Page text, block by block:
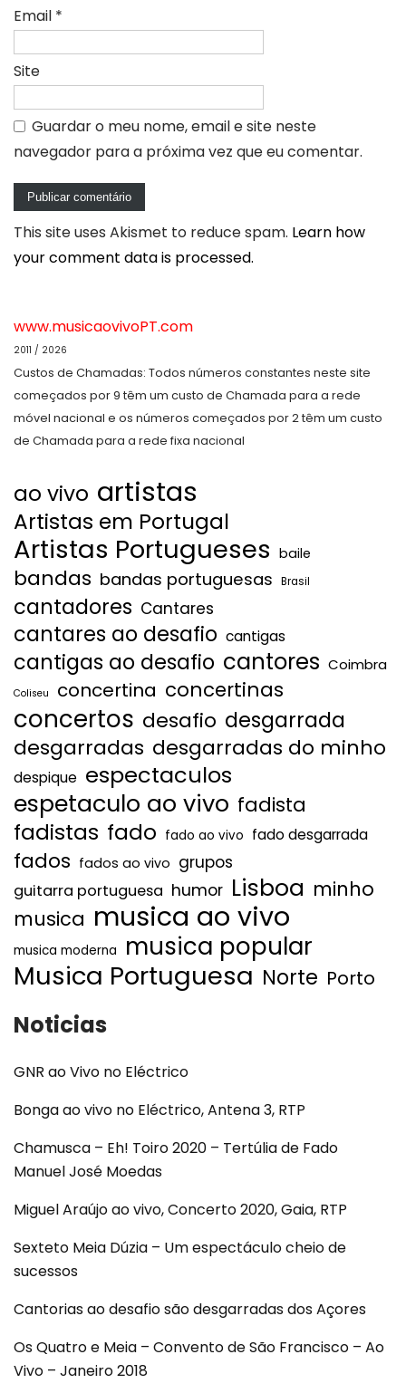
Email *
Site
Guardar o meu nome, email e site neste
navegador para a próxima vez que eu comentar.
This site uses Akismet to reduce spam. Learn how
your comment data is processed.
www.musicaovivoPT.com
2011 / 2026
Custos de Chamadas: Todos números constantes neste site
começados por 9 têm um custo de Chamada para a rede
móvel nacional e os números começados por 2 têm um custo
de Chamada para a rede fixa nacional
ao vivo artistas
Artistas em Portugal
Artistas Portugueses baile
bandas bandas portuguesas Brasil
cantadores Cantares
cantares ao desafio cantigas
cantigas ao desafio cantores Coimbra
Coliseu concertina concertinas
concertos desafio desgarrada
desgarradas desgarradas do minho
despique espectaculos
espetaculo ao vivo fadista
fadistas fado fado ao vivo fado desgarrada
fados fados ao vivo grupos
guitarra portuguesa humor Lisboa minho
musica musica ao vivo
musica moderna musica popular
Musica Portuguesa Norte Porto
Noticias
GNR ao Vivo no Eléctrico
Bonga ao vivo no Eléctrico, Antena 3, RTP
Chamusca – Eh! Toiro 2020 – Tertúlia de Fado
Manuel José Moedas
Miguel Araújo ao vivo, Concerto 2020, Gaia, RTP
Sexteto Meia Dúzia – Um espectáculo cheio de
sucessos
Cantorias ao desafio são desgarradas dos Açores
Os Quatro e Meia – Convento de São Francisco – Ao
Vivo – Janeiro 2018